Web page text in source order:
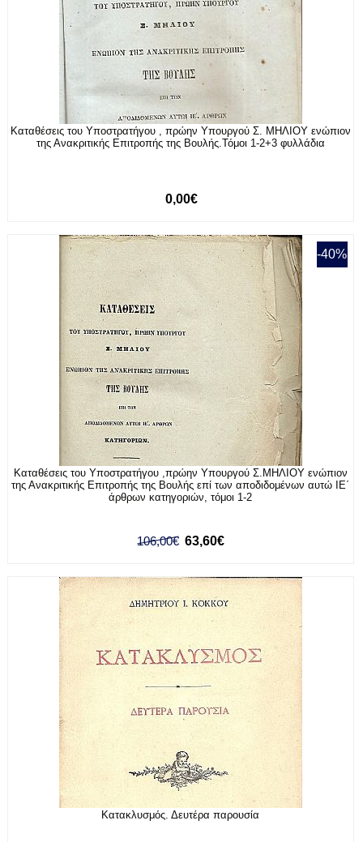
Καταθέσεις του Υποστρατήγου , πρώην Υπουργού Σ. ΜΗΛΙΟΥ ενώπιον
της Ανακριτικής Επιτροπής της Βουλής.Τόμοι 1-2+3 φυλλάδια
0,00€
-40%
Καταθέσεις του Υποστρατήγου ,πρώην Υπουργού Σ.ΜΗΛΙΟΥ ενώπιον
της Ανακριτικής Επιτροπής της Βουλής επί των αποδιδομένων αυτώ ΙΕ΄
άρθρων κατηγοριών, τόμοι 1-2
106,00€ 63,60€
Κατακλυσμός. Δευτέρα παρουσία